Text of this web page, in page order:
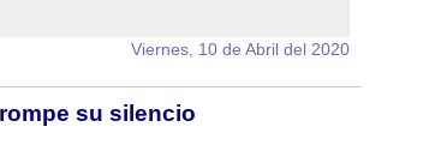
Viernes, 10 de Abril del 2020
su silencio